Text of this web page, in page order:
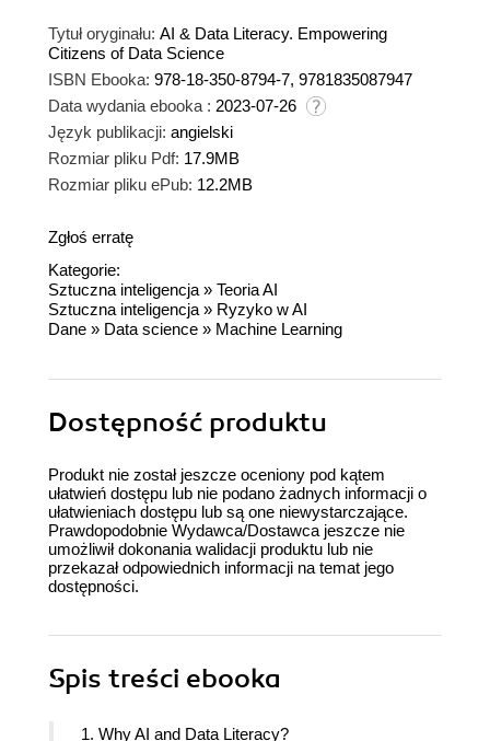
Tytuł oryginału: AI & Data Literacy. Empowering
Citizens of Data Science
ISBN Ebooka: 978-18-350-8794-7, 9781835087947
Data wydania ebooka : 2023-07-26
Język publikacji: angielski
Rozmiar pliku Pdf: 17.9MB
Rozmiar pliku ePub: 12.2MB
Zgłoś erratę
Kategorie:
Sztuczna inteligencja » Teoria AI
Sztuczna inteligencja » Ryzyko w AI
Dane » Data science » Machine Learning
Dostępność produktu
Produkt nie został jeszcze oceniony pod kątem
ułatwień dostępu lub nie podano żadnych informacji o
ułatwieniach dostępu lub są one niewystarczające.
Prawdopodobnie Wydawca/Dostawca jeszcze nie
umożliwił dokonania walidacji produktu lub nie
przekazał odpowiednich informacji na temat jego
dostępności.
Spis treści ebooka
1. Why AI and Data Literacy?